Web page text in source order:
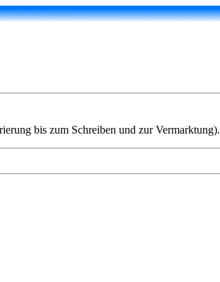
bis zum Schreiben und zur Vermarktung).